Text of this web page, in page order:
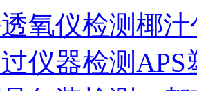
氧仪检测椰
仪器检测